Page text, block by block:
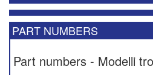
PART NUMBERS
Part numbers - Modelli